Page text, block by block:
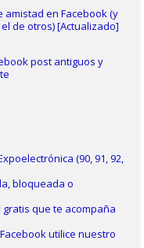
amistad en Facebook (y
de otros) [Actualizado]
post antiguos y
(90, 91, 92,
bloqueada o
que te acompaña
utilice nuestro